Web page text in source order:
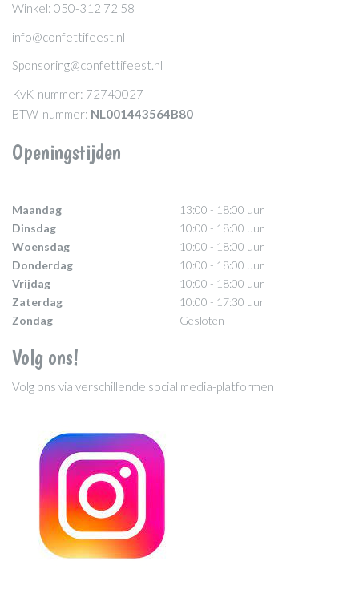
Winkel: 050-312 72 58
info@confettifeest.nl
Sponsoring@confettifeest.nl
KvK-nummer: 72740027
BTW-nummer: NL001443564B80
Openingstijden
Maandag
13:00 - 18:00 uur
Dinsdag
10:00 - 18:00 uur
Woensdag
10:00 - 18:00 uur
Donderdag
10:00 - 18:00 uur
Vrijdag
10:00 - 18:00 uur
Zaterdag
10:00 - 17:30 uur
Zondag
Gesloten
Volg ons!
Volg ons via verschillende social media-platformen